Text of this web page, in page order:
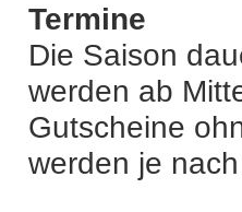
Termine
Die Saison
werden ab
Gutscheine
werden je